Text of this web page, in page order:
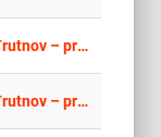
Snížení energetické náročnosti ČLA Trutnov – pracoviště Svoboda n. Úpou (hlavní budova) – stavební práce
Snížení energetické náročnosti ČLA Trutnov – pracoviště Svoboda n. Úpou (garáže) – stavební práce